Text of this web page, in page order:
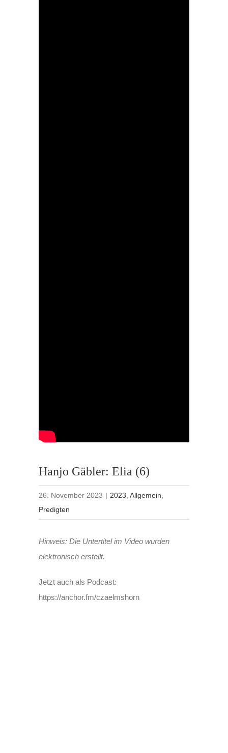
Hanjo Gäbler: Elia (6)
26. November 2023 | 2023 ,Allgemein
Predigten
Hinweis: Die Untertitel im Video wurden
elektronisch erstellt.
Jetzt auch als Podcast:
https://anchor.fm/czaelmshorn